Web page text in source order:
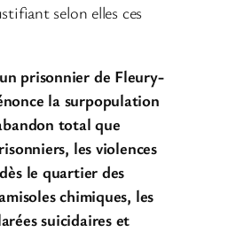
selon elles ces
prisonnier de Fleury-
la surpopulation
total que
les violences
le quartier des
chimiques, les
suicidaires et